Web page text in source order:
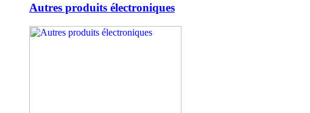
Autres produits électroniques